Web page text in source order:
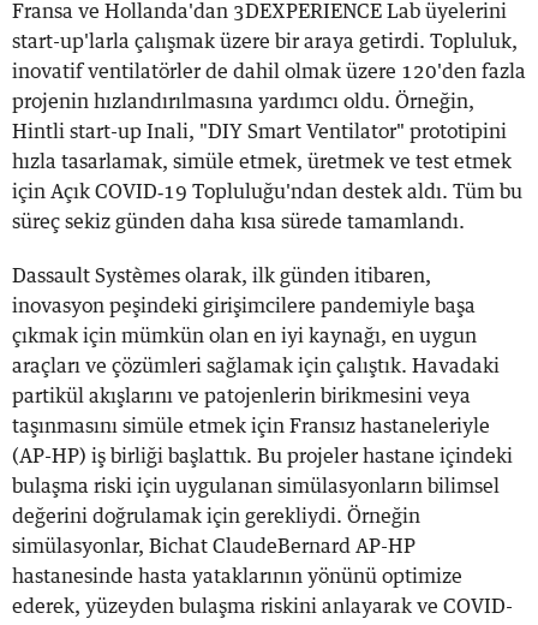
Fransa ve Hollanda'dan 3DEXPERIENCE Lab üyelerini
start-up'larla çalışmak üzere bir araya getirdi. Topluluk,
inovatif ventilatörler de dahil olmak üzere 120'den fazla
projenin hızlandırılmasına yardımcı oldu. Örneğin,
Hintli start-up Inali, "DIY Smart Ventilator" prototipini
hızla tasarlamak, simüle etmek, üretmek ve test etmek
için Açık COVID‐19 Topluluğu'ndan destek aldı. Tüm bu
süreç sekiz günden daha kısa sürede tamamlandı.
Dassault Systèmes olarak, ilk günden itibaren,
inovasyon peşindeki girişimcilere pandemiyle başa
çıkmak için mümkün olan en iyi kaynağı, en uygun
araçları ve çözümleri sağlamak için çalıştık. Havadaki
partikül akışlarını ve patojenlerin birikmesini veya
taşınmasını simüle etmek için Fransız hastaneleriyle
(AP-HP) iş birliği başlattık. Bu projeler hastane içindeki
bulaşma riski için uygulanan simülasyonların bilimsel
değerini doğrulamak için gerekliydi. Örneğin
simülasyonlar, Bichat ClaudeBernard AP-HP
hastanesinde hasta yataklarının yönünü optimize
ederek, yüzeyden bulaşma riskini anlayarak ve COVID-